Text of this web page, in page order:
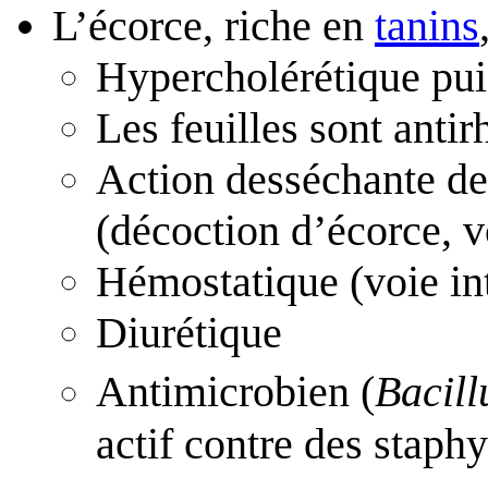
L’écorce, riche en tanins
Hypercholérétique
Les feuilles sont
Action desséchante
(décoction d’écorce,
Hémostatique (voie
Diurétique
Antimicrobien (
actif contre des